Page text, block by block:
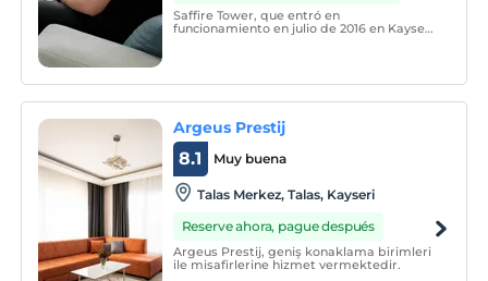
Saffire Tower, que entró en
funcionamiento en julio de 2016 en Kayseri,
Argeus Prestij
Muy buena
8.1
Talas Merkez, Talas, Kayseri
Reserve ahora, pague después
Argeus Prestij, geniş konaklama birimleri
ile misafirlerine hizmet vermektedir.